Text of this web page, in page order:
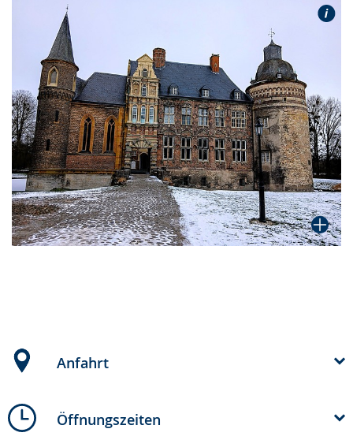
Anfahrt
Öffnungszeiten